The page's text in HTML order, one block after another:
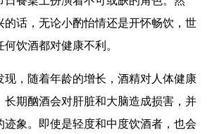
的话，无论小酌怡情还是开怀畅饮，世
饮酒都对健康不利。
，随着年龄的增长，酒精对人体健康
长期酗酒会对肝脏和大脑造成损害，并
迹象。即使是轻度和中度饮酒者，也会